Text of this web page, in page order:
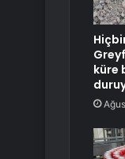
küre